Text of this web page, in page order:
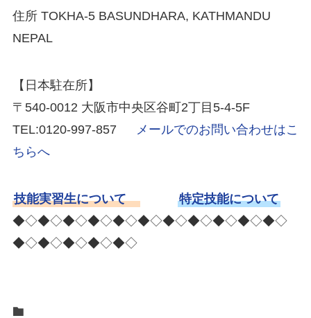
住所 TOKHA-5 BASUNDHARA, KATHMANDU
NEPAL
【日本駐在所】
〒540-0012 大阪市中央区谷町2丁目5-4-5F
TEL:0120-997-857
メールでのお問い合わせはこ
ちらへ
技能実習生について
特定技能について
◆◇◆◇◆◇◆◇◆◇◆◇◆◇◆◇◆◇◆◇◆◇
◆◇◆◇◆◇◆◇◆◇